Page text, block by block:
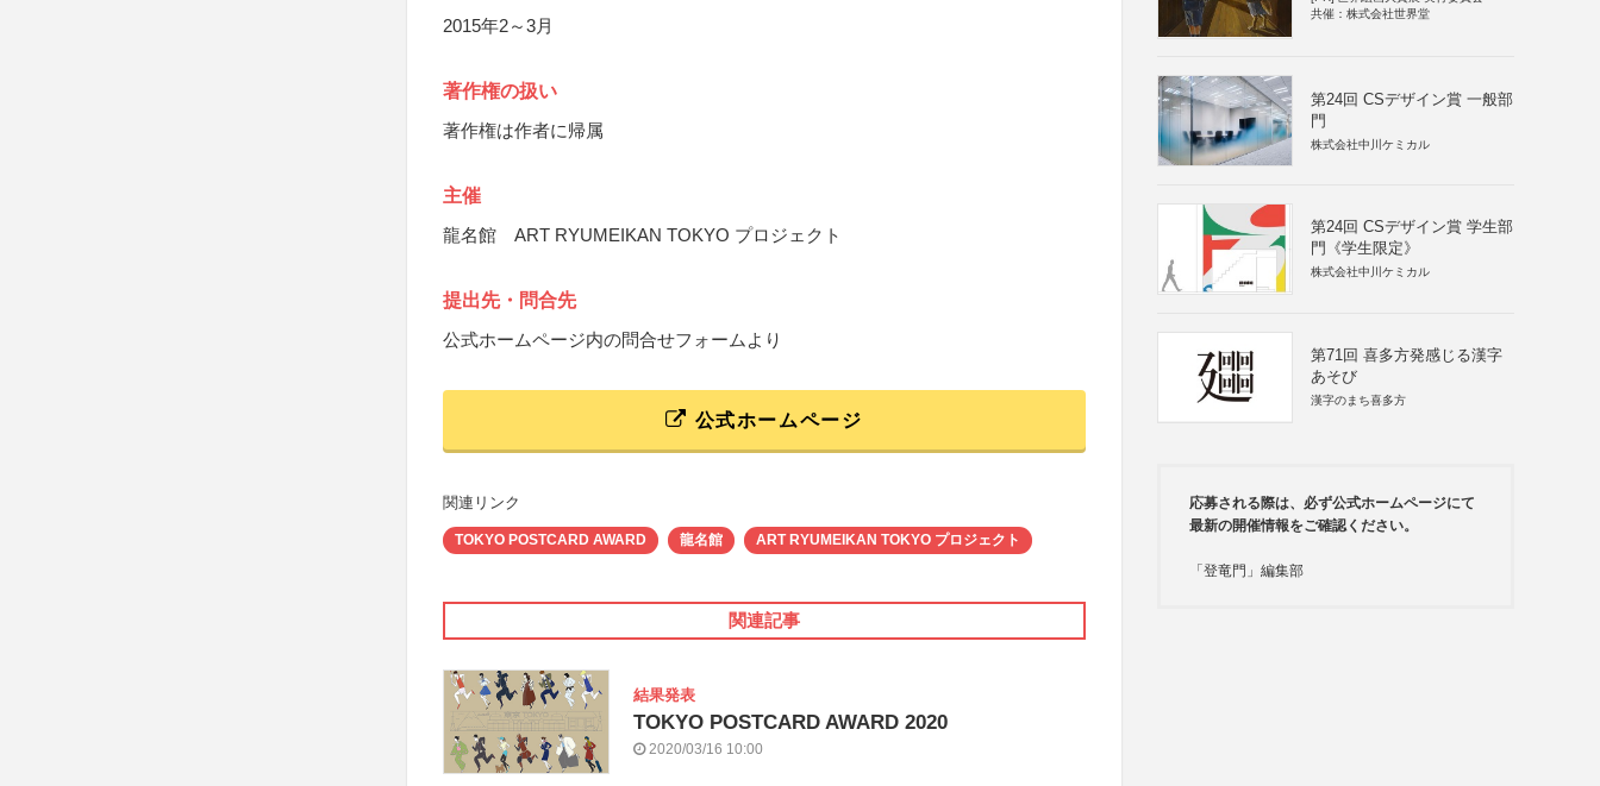
2015年2～3月
著作権の扱い
著作権は作者に帰属
主催
龍名館 ART RYUMEIKAN TOKYO プロジェクト
提出先・問合先
公式ホームページ内の問合せフォームより
公式ホームページ
関連リンク
TOKYO POSTCARD AWARD 龍名館 ART RYUMEIKAN TOKYO プロジェクト
関連記事
結果発表
TOKYO POSTCARD AWARD 2020
2020/03/16 10:00
共催：株式会社世界堂
第24回 CSデザイン賞 一般部
門
株式会社中川ケミカル
第24回 CSデザイン賞 学生部
門《学生限定》
株式会社中川ケミカル
第71回 喜多方発感じる漢字
あそび
漢字のまち喜多方
応募される際は、必ず公式ホームページにて
最新の開催情報をご確認ください。
「登竜門」編集部